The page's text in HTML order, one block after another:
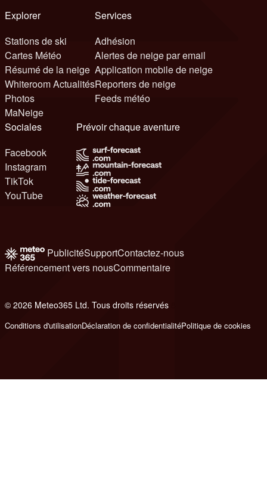
Explorer
Stations de ski
Cartes Météo
Résumé de la neige
Whiteroom Actualités
Photos
MaNeige
Services
Adhésion
Alertes de neige par email
Application mobile de neige
Reporters de neige
Feeds météo
Sociales
Facebook
Instagram
TikTok
YouTube
Prévoir chaque aventure
PublicitéSupportContactez-nous
Référencement vers nousCommentaire
© 2026 Meteo365 Ltd. Tous droits réservés
Conditions d'utilisationDéclaration de confidentialitéPolitique de cookies